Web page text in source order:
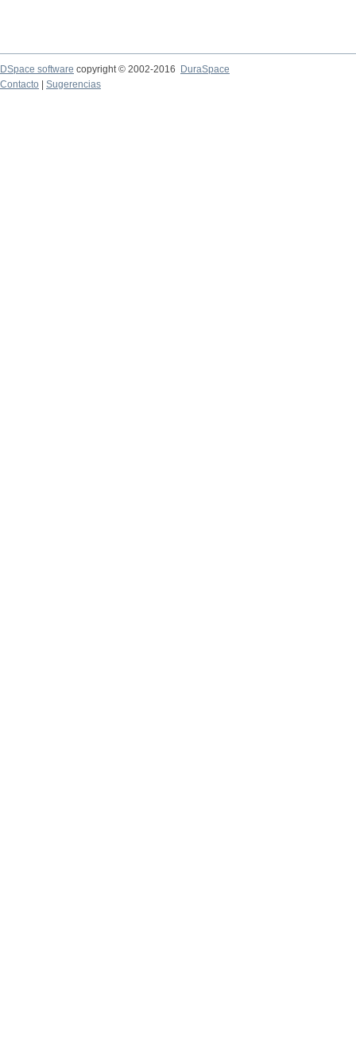
DSpace software copyright © 2002-2016
DuraSpace
Contacto
Sugerencias